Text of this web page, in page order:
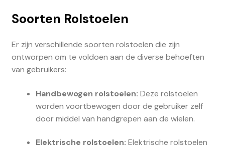
Soorten Rolstoelen
Er zijn verschillende soorten rolstoelen die zijn
ontworpen om te voldoen aan de diverse behoeften
van gebruikers:
Handbewogen rolstoelen: Deze rolstoelen
worden voortbewogen door de gebruiker zelf
door middel van handgrepen aan de wielen.
Elektrische rolstoelen: Elektrische rolstoelen